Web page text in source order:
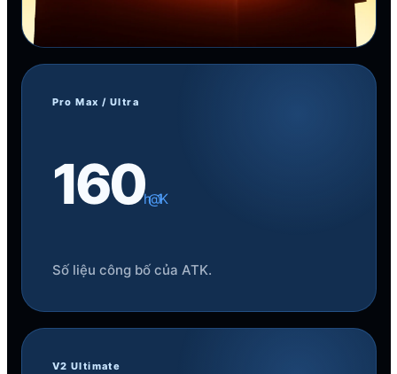
Cùng 500mAh.
Khác nền tảng điện năng.
Pro Max / Ultra
160h @1K
Số liệu công bố của ATK.
V2 Ultimate